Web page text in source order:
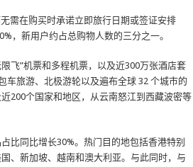
需在购买时承诺立即旅行日期或签证安排
，新用户约占总购物人数的三分之一。
飞”机票和多程机票，以及近300万张酒店套
车旅游、北极游轮以及遍布全球 32 个城市的
200个国家和地区，从云南怒江到西藏波密等
比同比增长30%。热门目的地包括香港特别
、新加坡、越南和澳大利亚。与此同时，与